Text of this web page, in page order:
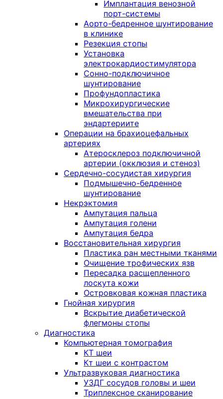
Имплантация венозной
порт-системы
Аорто-бедренное шунтирование
в клинике
Резекция стопы
Установка
электрокардиостимулятора
Сонно-подключичное
шунтирование
Профундопластика
Микрохирургические
вмешательства при
эндартериите
Операции на брахиоцефальных
артериях
Атеросклероз подключичной
артерии (окклюзия и стеноз)
Сердечно-сосудистая хирургия
Подмышечно-бедренное
шунтирование
Некрэктомия
Ампутация пальца
Ампутация голени
Ампутация бедра
Восстановительная хирургия
Пластика ран местными тканями
Очищение трофических язв
Пересадка расщепленного
лоскута кожи
Островковая кожная пластика
Гнойная хирургия
Вскрытие диабетической
флегмоны стопы
Диагностика
Компьютерная томография
КТ шеи
Кт шеи с контрастом
Ультразвуковая диагностика
УЗДГ сосудов головы и шеи
Триплексное сканирование